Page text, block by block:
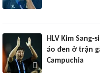
HLV Kim Sang-
áo đen ở trận
Campuchia